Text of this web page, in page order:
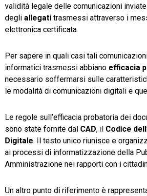
validità legale delle comunicazioni
degli allegati trasmessi attraverso i
elettronica certificata.
Per sapere in quali casi tali
informatici trasmessi abbiano efficacia
necessario soffermarsi sulle
le modalità di comunicazioni digitali e
Le regole sull’efficacia probatoria dei
sono state fornite dal CAD, il Codice
Digitale. Il testo unico riunisce e
ai processi di informatizzazione della
Amministrazione nei rapporti con i
Un altro punto di riferimento è